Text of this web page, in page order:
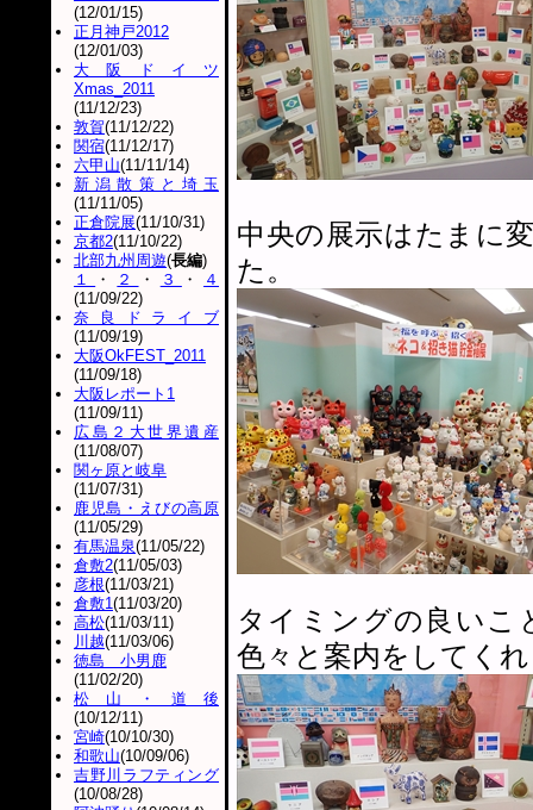
中央の展示はたまに
た。
タイミングの良いこ
色々と案内をしてく
(12/01/15)
正月神戸2012
(12/01/03)
大阪ドイツ
Xmas_2011
(11/12/23)
敦賀(11/12/22)
関宿(11/12/17)
六甲山(11/11/14)
新潟散策と埼玉
(11/11/05)
正倉院展(11/10/31)
京都2(11/10/22)
北部九州周遊(長編)
１
・ ２ ・ ３ ・
４
(11/09/22)
奈良ドライブ
(11/09/19)
大阪OkFEST_2011
(11/09/18)
大阪レポート1
(11/09/11)
広島２大世界遺産
(11/08/07)
関ヶ原と岐阜
(11/07/31)
鹿児島・えびの高原
(11/05/29)
有馬温泉(11/05/22)
倉敷2(11/05/03)
彦根(11/03/21)
倉敷1(11/03/20)
高松(11/03/11)
川越(11/03/06)
徳島 小男鹿
(11/02/20)
松山・道後
(10/12/11)
宮崎(10/10/30)
和歌山(10/09/06)
吉野川ラフティング
(10/08/28)